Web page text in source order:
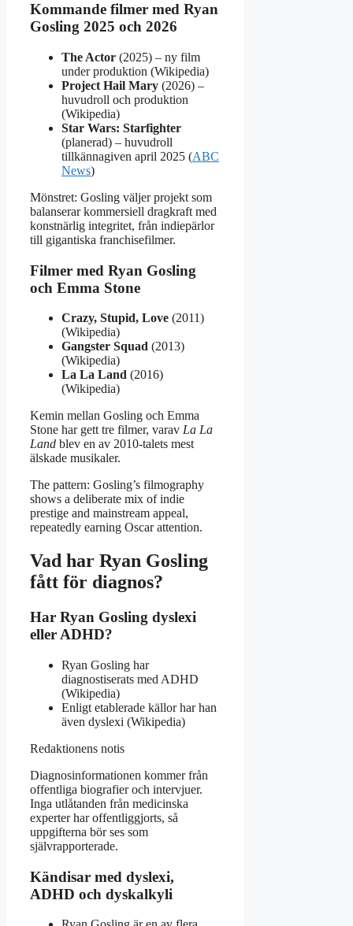
Kommande filmer med Ryan
Gosling 2025 och 2026
The Actor (2025) – ny film
under produktion (Wikipedia)
Project Hail Mary (2026) –
huvudroll och produktion
(Wikipedia)
Star Wars: Starfighter
(planerad) – huvudroll
tillkännagiven april 2025 (ABC
News)
Mönstret: Gosling väljer projekt som
balanserar kommersiell dragkraft med
konstnärlig integritet, från indiepärlor
till gigantiska franchisefilmer.
Filmer med Ryan Gosling
och Emma Stone
Crazy, Stupid, Love (2011)
(Wikipedia)
Gangster Squad (2013)
(Wikipedia)
La La Land (2016)
(Wikipedia)
Kemin mellan Gosling och Emma
Stone har gett tre filmer, varav La La
Land blev en av 2010-talets mest
älskade musikaler.
The pattern: Gosling’s filmography
shows a deliberate mix of indie
prestige and mainstream appeal,
repeatedly earning Oscar attention.
Vad har Ryan Gosling
fått för diagnos?
Har Ryan Gosling dyslexi
eller ADHD?
Ryan Gosling har
diagnostiserats med ADHD
(Wikipedia)
Enligt etablerade källor har han
även dyslexi (Wikipedia)
Redaktionens notis
Diagnosinformationen kommer från
offentliga biografier och intervjuer.
Inga utlåtanden från medicinska
experter har offentliggjorts, så
uppgifterna bör ses som
självrapporterade.
Kändisar med dyslexi,
ADHD och dyskalkyli